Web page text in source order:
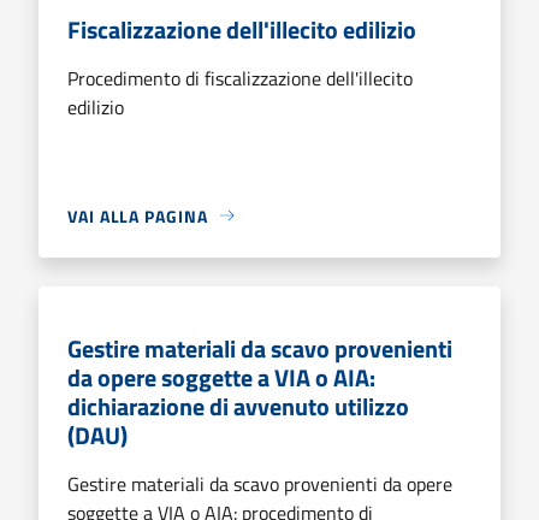
Fiscalizzazione dell'illecito edilizio
Procedimento di fiscalizzazione dell'illecito
edilizio
VAI ALLA PAGINA
Gestire materiali da scavo provenienti
da opere soggette a VIA o AIA:
dichiarazione di avvenuto utilizzo
(DAU)
Gestire materiali da scavo provenienti da opere
soggette a VIA o AIA: procedimento di